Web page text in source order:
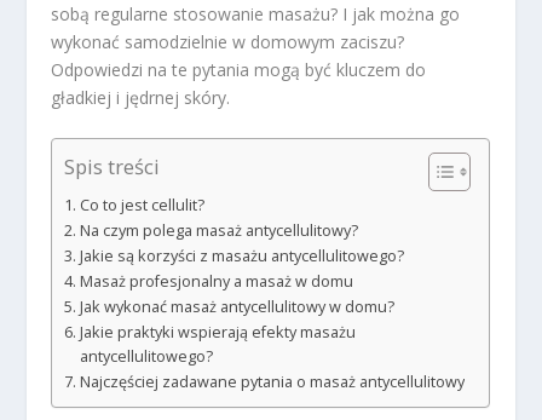
sobą regularne stosowanie masażu? I jak można go
wykonać samodzielnie w domowym zaciszu?
Odpowiedzi na te pytania mogą być kluczem do
gładkiej i jędrnej skóry.
Spis treści
Co to jest cellulit?
Na czym polega masaż antycellulitowy?
Jakie są korzyści z masażu antycellulitowego?
Masaż profesjonalny a masaż w domu
Jak wykonać masaż antycellulitowy w domu?
Jakie praktyki wspierają efekty masażu
antycellulitowego?
Najczęściej zadawane pytania o masaż antycellulitowy